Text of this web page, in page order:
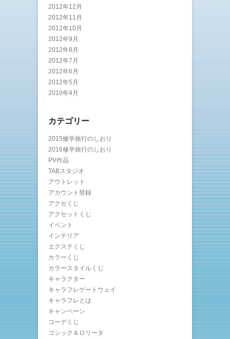
2012年12月
2012年11月
2012年10月
2012年9月
2012年8月
2012年7月
2012年6月
2012年5月
2010年4月
カテゴリー
2015修学旅行のしおり
2016修学旅行のしおり
PV作品
TABスタジオ
アウトレット
アカウント登録
アクセくじ
アクセットくじ
イベント
インテリア
エクステくじ
カラーくじ
カラースタイルくじ
キャラクター
キャラフレゲートウェイ
キャラフレとは
キャンペーン
コーデくじ
ゴシック＆ロリータ